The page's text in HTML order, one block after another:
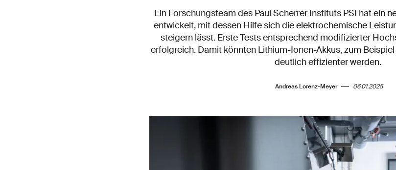
Ein Forschungsteam des Paul Scherrer Instituts PSI hat ein
entwickelt, mit dessen Hilfe sich die elektrochemische
steigern lässt. Erste Tests entsprechend modifizierter
erfolgreich. Damit könnten Lithium-Ionen-Akkus, zum
deutlich effizienter werden.
Andreas Lorenz-Meyer 06.01.2025